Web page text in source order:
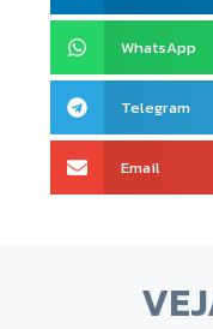
WhatsApp
Telegram
Email